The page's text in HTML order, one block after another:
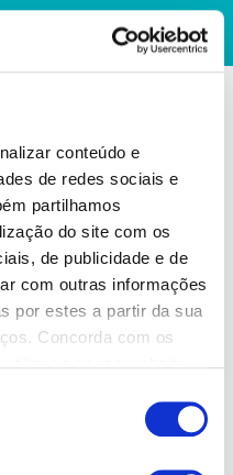
conteúdo e
de redes sociais e
partilhamos
do site com os
de publicidade e de
com outras informações
por estes a partir da sua
Concorda com os